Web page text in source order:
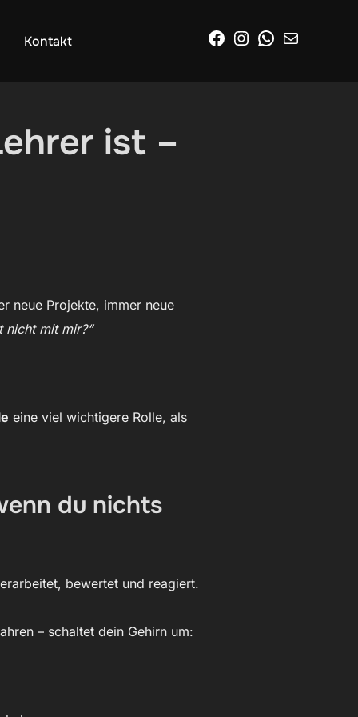
Kontakt Facebook
Instagram
WhatsApp
E-Mail
ist –
neue Projekte, immer neue
nicht mit mir?“
eine viel wichtigere Rolle, als
du nichts
bewertet und reagiert.
– schaltet dein Gehirn um: